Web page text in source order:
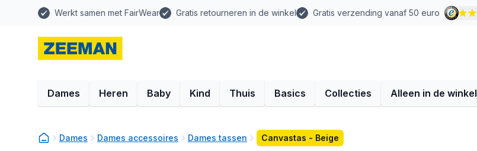
Werkt samen met FairWear Gratis retourneren in de winkel Gratis verzending vanaf 50 euro
Dames Heren Baby Kind Thuis Basics Collecties Alleen in de winkel
Dames Dames accessoires Dames tassen Canvastas - Beige